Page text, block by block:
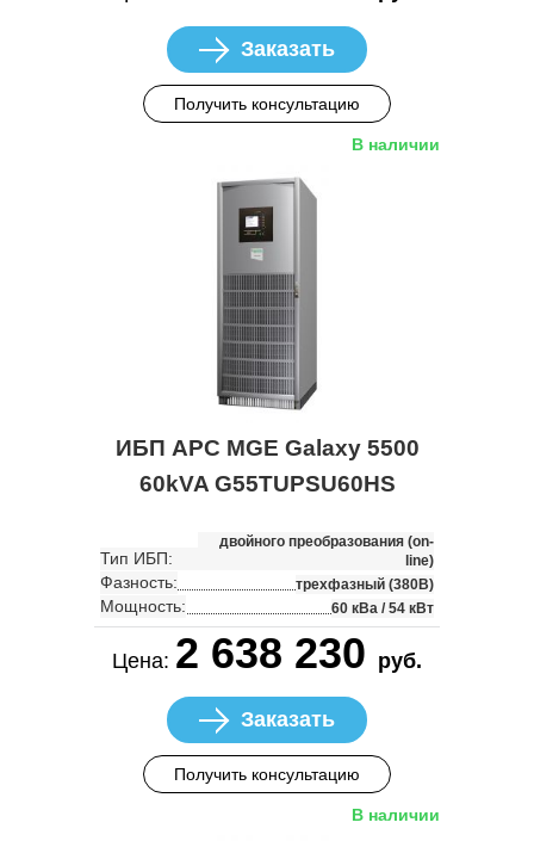
Заказать
Получить консультацию
В наличии
ИБП APC MGE Galaxy 5500
60kVA G55TUPSU60HS
Тип ИБП:
двойного преобразования (on-
line)
Фазность: трехфазный (380В)
Мощность: 60 кВа / 54 кВт
Цена: 2 638 230 руб.
Заказать
Получить консультацию
В наличии